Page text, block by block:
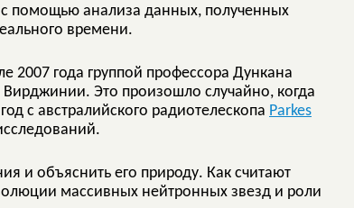
помощью анализа данных, полученных
времени.
года группой профессора Дункана
Это произошло случайно, когда
с австралийского радиотелескопа Parkes
и объяснить его природу. Как считают
массивных нейтронных звезд и роли